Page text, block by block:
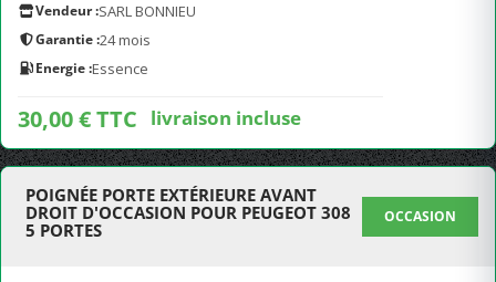
Vendeur :SARL BONNIEU
Garantie :24 mois
Energie :Essence
30,00 € TTC livraison incluse
POIGNÉE PORTE EXTÉRIEURE AVANT
DROIT D'OCCASION POUR PEUGEOT 308
5 PORTES
OCCASION